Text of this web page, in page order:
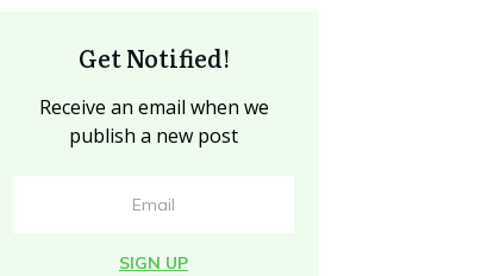
Get Notified!
Receive an email when we
publish a new post
SIGN UP